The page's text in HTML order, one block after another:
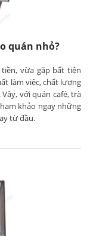
quán nhỏ?
vừa gặp bất tiện
làm việc, chất lượng
với quán café, trà
khảo ngay những
từ đầu.